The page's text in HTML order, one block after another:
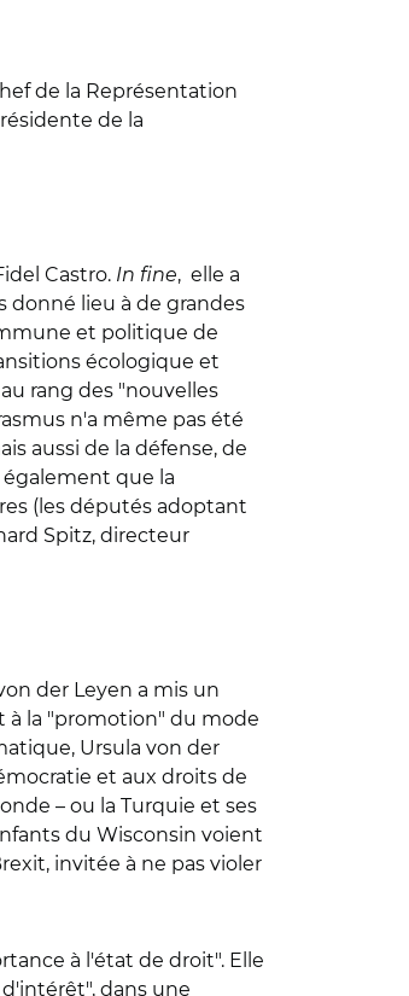
de la Représentation
de la
Castro. In fine, elle a
donné lieu à de grandes
et politique de
écologique et
rang des "nouvelles
n'a même pas été
aussi de la défense, de
que la
(les députés adoptant
Spitz, directeur
der Leyen a mis un
à la "promotion" du mode
Ursula von der
et aux droits de
– ou la Turquie et ses
du Wisconsin voient
invitée à ne pas violer
à l'état de droit". Elle
dans une